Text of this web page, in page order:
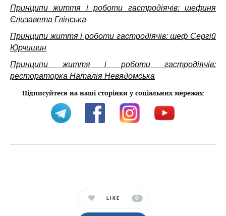
Принципи життя і роботи гастродіячів: шефиня
Єлизавета Глінська
Принципи життя і роботи гастродіячів: шеф Сергій
Юрчишин
Принципи життя і роботи гастродіячів:
рестораторка Наталія Невядомська
Підписуйтеся на наші сторінки у соціальних мережах:
LIKE 0